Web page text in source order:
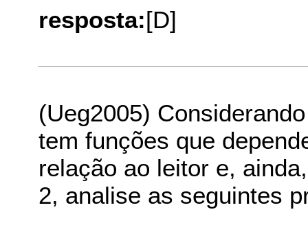
resposta:[D]
(Ueg2005)
tem funções que
relação ao leitor e,
2, analise as seguintes